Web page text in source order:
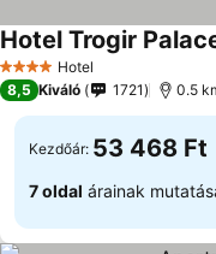
4 KategóriaHotel
Hotel Trogir
8,5 Kiváló 1721 0.5
Kezdőár: 53 468 Ft
7 oldal árainak